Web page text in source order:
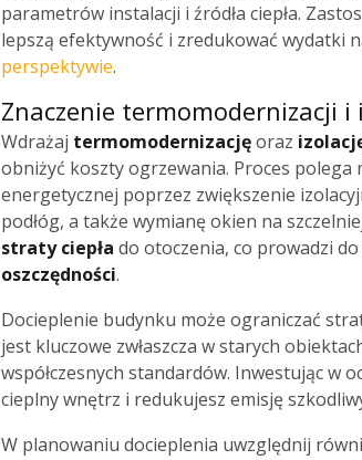
parametrów instalacji i źródła ciepła.
lepszą efektywność i zredukować wydatki
perspektywie.
Znaczenie termomodernizacji i
Wdrażaj termomodernizacjęoraz
obniżyć koszty ogrzewania. Proces
energetycznej poprzez zwiększenie
podłóg, a także wymianę okien na
straty ciepła do otoczenia, co prowadzi
oszczędności.
Docieplenie budynku może ograniczać
jest kluczowe zwłaszcza w starych
współczesnych standardów. Inwestując w
cieplny wnętrz i redukujesz emisję
W planowaniu docieplenia uwzględnij